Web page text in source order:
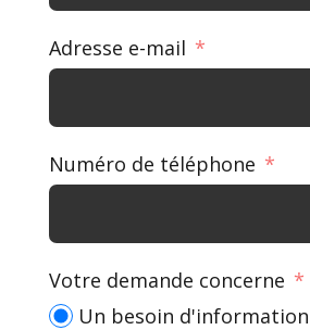
Adresse e-mail
Numéro de téléphone
Votre demande concerne
Un besoin